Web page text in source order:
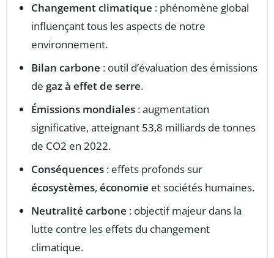
Changement climatique : phénomène global
influençant tous les aspects de notre
environnement.
Bilan carbone : outil d’évaluation des émissions
de gaz à effet de serre.
Émissions mondiales : augmentation
significative, atteignant 53,8 milliards de tonnes
de CO2 en 2022.
Conséquences : effets profonds sur
écosystèmes, économie et sociétés humaines.
Neutralité carbone : objectif majeur dans la
lutte contre les effets du changement
climatique.